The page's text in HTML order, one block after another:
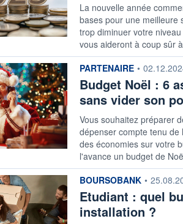
La nouvelle année
bases pour une meilleure
trop diminuer votre
vous aideront à coup sûr
information fournie par
PARTENAIRE •
Budget Noël : 6
sans vider son
Vous souhaitez préparer
dépenser compte tenu de
des économies sur votre
l'avance un budget de
information fournie par
BOURSOBANK •
Etudiant : quel
installation ?